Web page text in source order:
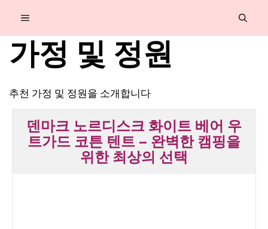
MENU
가정 및 정원
추천 가정 및 정원을 소개합니다
덴마크 노르디스크 화이트 베어 우
트가드 코튼 텐트 – 완벽한 캠핑을
위한 최상의 선택